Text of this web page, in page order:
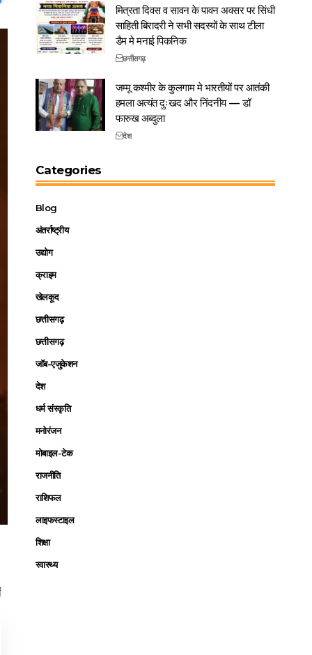
मित्रता दिवस व सावन के पावन अवसर पर सिंधी
साहिती बिरादरी ने सभी सदस्यों के साथ टीला
डैम मे मनाई पिकनिक
छत्तीसगढ़
जम्मू कश्मीर के कुलगाम मे भारतीयों पर आतंकी
हमला अत्यंत दुःखद और निंदनीय — डॉ
फारुख अब्दुला
देश
Categories
Blog
अंतर्राष्ट्रीय
उद्योग
क्राइम
खेलकूद
छत्तीसगढ़
छत्तीसगढ़
जॉब-एजुकेशन
देश
धर्म संस्कृति
मनोरंजन
मोबाइल-टेक
राजनीति
राशिफल
लाइफस्टाइल
शिक्षा
स्वास्थ्य